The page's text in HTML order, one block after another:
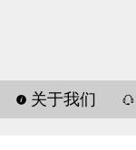
关于我们